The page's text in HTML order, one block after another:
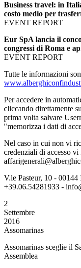
Business travel: in
costo medio per
EVENT REPORT
Eur SpA lancia il
congressi di Roma e
EVENT REPORT
Tutte le informazioni
Per accedere in
cliccando direttamente
prima volta salvare
"memorizza i dati di
Nel caso in cui non vi
credenziali di accesso
V.le Pasteur, 10 -
+39.06.54281933 -
2
Settembre
2016
Assomarinas
Assomarinas sceglie il
Assemblea